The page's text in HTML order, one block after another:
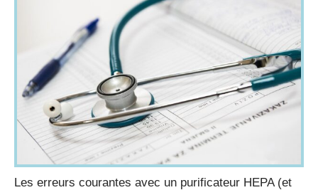
Les erreurs courantes avec un purificateur HEPA (et